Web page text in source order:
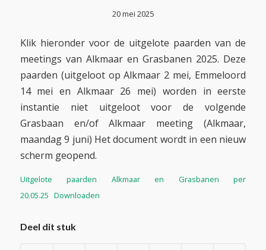
20 mei 2025
Klik hieronder voor de uitgelote paarden van de
meetings van Alkmaar en Grasbanen 2025. Deze
paarden (uitgeloot op Alkmaar 2 mei, Emmeloord
14 mei en Alkmaar 26 mei) worden in eerste
instantie niet uitgeloot voor de volgende
Grasbaan en/of Alkmaar meeting (Alkmaar,
maandag 9 juni) Het document wordt in een nieuw
scherm geopend.
Uitgelote paarden Alkmaar en Grasbanen per
20.05.25 Downloaden
Deel dit stuk